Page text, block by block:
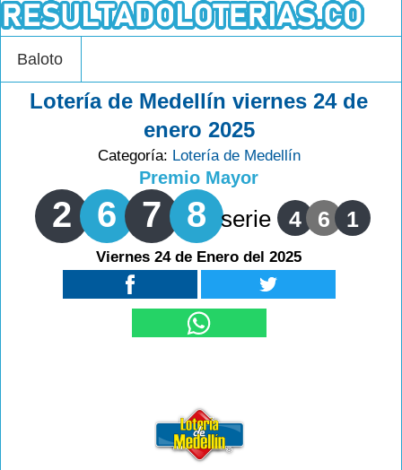
Baloto
Lotería de Medellín viernes 24 de
enero 2025
Categoría: Lotería de Medellín
Premio Mayor
2 6 7 8 serie 4 6 1
Viernes 24 de Enero del 2025